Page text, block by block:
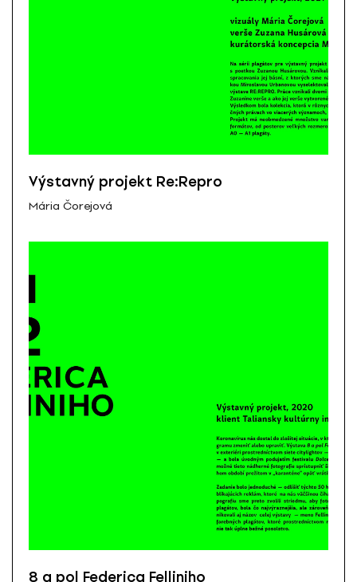
Výstavný projekt Re:Repro
Mária Čorejová
8 a pol Federica Felliniho